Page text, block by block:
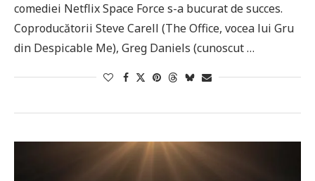
comediei Netflix Space Force s-a bucurat de succes.
Coproducătorii Steve Carell (The Office, vocea lui Gru
din Despicable Me), Greg Daniels (cunoscut …